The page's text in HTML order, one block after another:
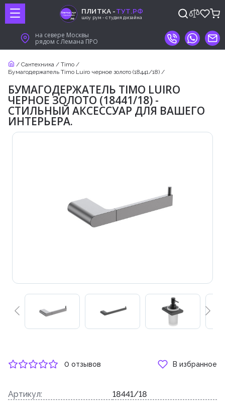
ПЛИТКА -ТУТ.РФ
шоу рум - студия дизайна
на севере Москвы
рядом с Лемана ПРО
/ Сантехника / Timo /
Бумагодержатель Timo Luiro черное золото (18441/18) /
БУМАГОДЕРЖАТЕЛЬ TIMO LUIRO
ЧЕРНОЕ ЗОЛОТО (18441/18) -
СТИЛЬНЫЙ АКСЕССУАР ДЛЯ ВАШЕГО
ИНТЕРЬЕРА.
0 отзывов В избранное
Артикул: 18441/18